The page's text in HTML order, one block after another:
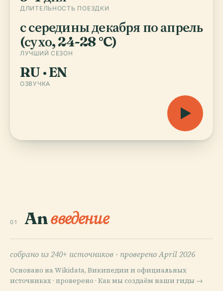
ДЛИТЕЛЬНОСТЬ ПОЕЗДКИ
с середины декабря по апрель
(сухо, 24-28 °C)
ЛУЧШИЙ СЕЗОН
RU · EN
ОЗВУЧКА
01 Anвведение
собрано из 240+ источников · проверено April 2026
Основано на Wikidata, Википедии и официальных
источниках · проверено · Как мы создаём наши гиды →